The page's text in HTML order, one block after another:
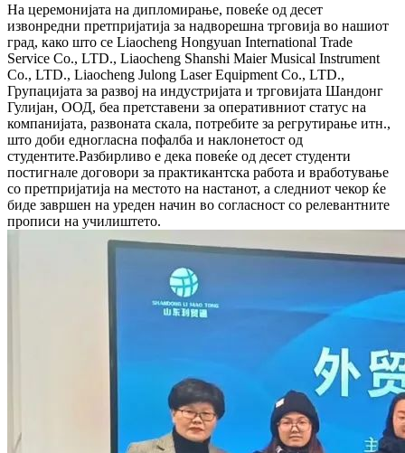
На церемонијата на дипломирање, повеќе од десет
извонредни претпријатија за надворешна трговија во нашиот
град, како што се Liaocheng Hongyuan International Trade
Service Co., LTD., Liaocheng Shanshi Maier Musical Instrument
Co., LTD., Liaocheng Julong Laser Equipment Co., LTD.,
Групацијата за развој на индустријата и трговијата Шандонг
Гулијан, ООД, беа претставени за оперативниот статус на
компанијата, развоната скала, потребите за регрутирање итн.,
што доби едногласна пофалба и наклонетост од
студентите.Разбирливо е дека повеќе од десет студенти
постигнале договори за практикантска работа и вработување
со претпријатија на местото на настанот, а следниот чекор ќе
биде завршен на уреден начин во согласност со релевантните
прописи на училиштето.